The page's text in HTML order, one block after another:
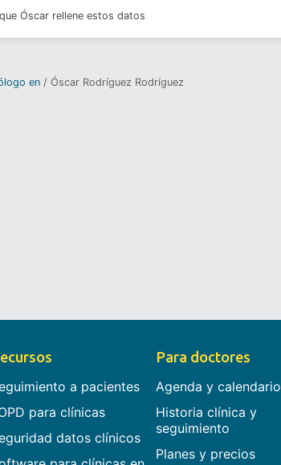
Óscar rellene estos datos
en Óscar Rodríguez Rodríguez
a pacientes
para clínicas
datos clínicos
Para doctores
Agenda y calendario
Historia clínica y
seguimiento
Planes y precios